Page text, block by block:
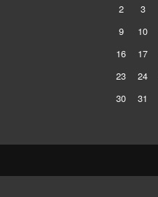
2
3
9
10
16
17
23
24
30
31